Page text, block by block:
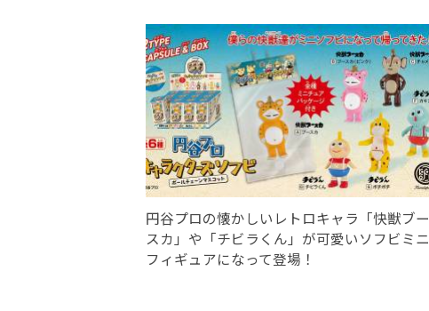
円谷プロの懐かしいレトロキャラ「快獣ブー
スカ」や「チビラくん」が可愛いソフビミニ
フィギュアになって登場！